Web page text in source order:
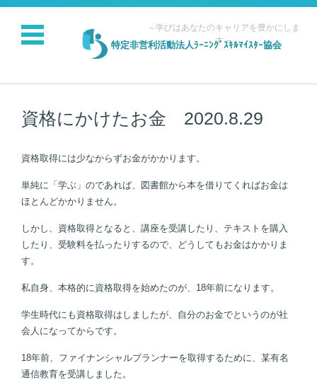
特定非営利活動法人ﾗｰﾆﾝｸﾞｽｷﾙﾏｲｽﾀｰ協会
～学びはあなたのキャリアを豊かにしま
す～
コンテンツに移動
資格にかけたお金 2020.8.29
資格取得には少なからずお金がかかります。
単純に「学ぶ」のであれば、図書館から本を借りてくればお金は
ほとんどかかりません。
しかし、資格取得となると、講座を受講したり、テキストを購入
したり、受験料を払ったりするので、どうしてもお金はかかりま
す。
私自身、本格的に資格取得を始めたのが、18年前になります。
学生時代にも資格取得はしましたが、自分のお金でというのが社
会人になってからです。
18年前、ファイナンシャルプランナーを取得するために、某有名
通信教育を受講しました。